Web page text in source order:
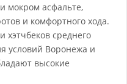
мокром асфальте,
и комфортного хода.
хэтчбеков среднего
условий Воронежа и
высокие